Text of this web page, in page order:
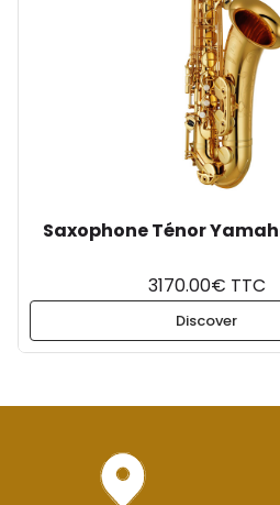
Saxophone Ténor
3170.00€ TTC
Discover